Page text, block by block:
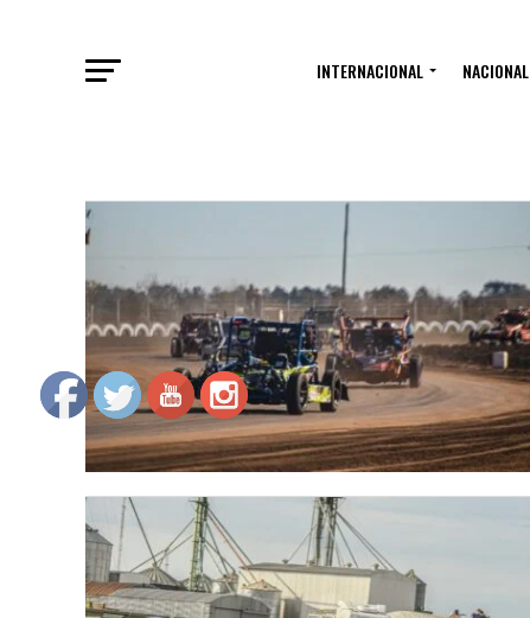
INTERNACIONAL NACIONAL